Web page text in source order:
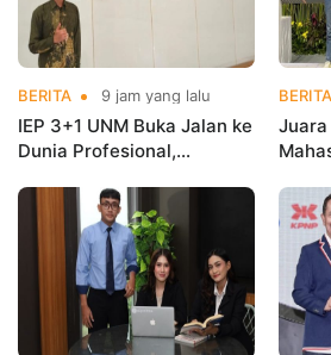
BERITA 9 jam yang lalu
IEP 3+1 UNM Buka Jalan ke
Dunia Profesional,
Kementerian Koperasi
BERITA